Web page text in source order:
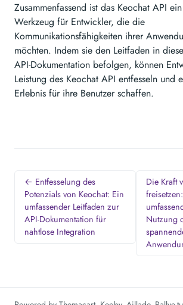
Zusammenfassend ist das Keochat API
Werkzeug für Entwickler, die die
Kommunikationsfähigkeiten ihrer
möchten. Indem sie den Leitfaden in
API-Dokumentation befolgen, können
Leistung des Keochat API entfesseln und
Erlebnis für ihre Benutzer schaffen.
← Entfesselung des
Potenzials von Keochat: Ein
umfassender Leitfaden zur
API-Dokumentation für
nahtlose Integration
Die Kraft
Nutzung